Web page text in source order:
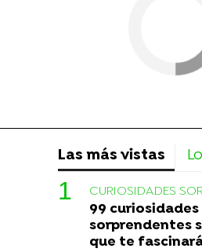
Las más vistas
CURIOSIDADES
99 curiosidades
sorprendentes
que te